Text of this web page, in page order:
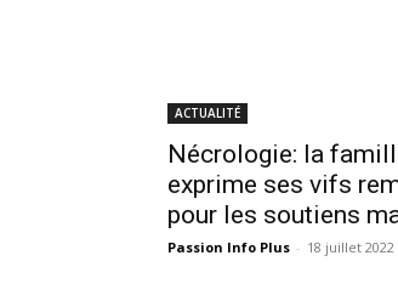
ACTUALITÉ
Nécrologie: la
exprime ses vifs
pour les soutiens
Passion Info Plus - 18 juillet 2022